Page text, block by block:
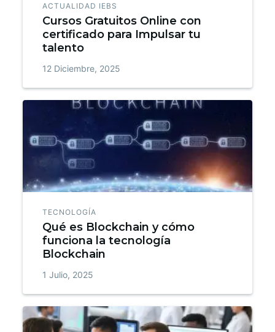
ACTUALIDAD IEBS
Cursos Gratuitos Online con
certificado para Impulsar tu
talento
12 Diciembre, 2025
TECNOLOGÍA
Qué es Blockchain y cómo
funciona la tecnología
Blockchain
1 Julio, 2025